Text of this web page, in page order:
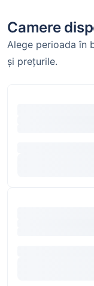
Camere
Alege perioada în
și prețurile.